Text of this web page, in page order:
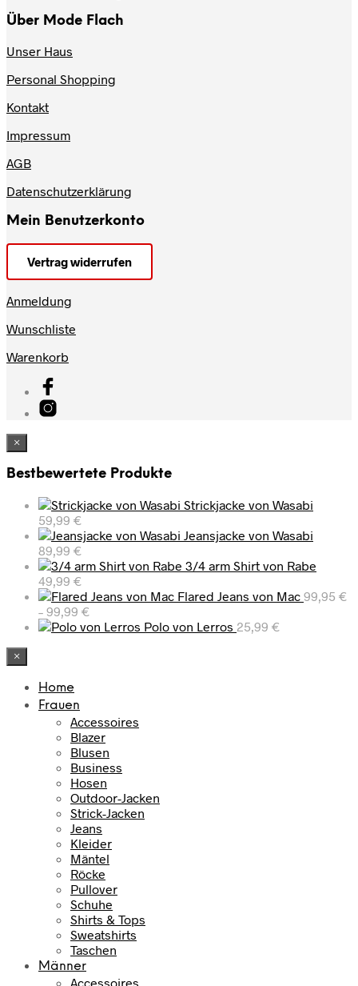
Über Mode Flach
Unser Haus
Personal Shopping
Kontakt
Impressum
AGB
Datenschutzerklärung
Mein Benutzerkonto
Vertrag widerrufen
Anmeldung
Wunschliste
Warenkorb
×
Bestbewertete Produkte
Strickjacke von Wasabi
59,99 €
Jeansjacke von Wasabi
89,99 €
3/4 arm Shirt von Rabe
49,99 €
Flared Jeans von Mac 99,95 €
– 99,99 €
Polo von Lerros 25,99 €
×
Home
Frauen
Accessoires
Blazer
Blusen
Business
Hosen
Outdoor-Jacken
Strick-Jacken
Jeans
Kleider
Mäntel
Röcke
Pullover
Schuhe
Shirts & Tops
Sweatshirts
Taschen
Männer
Accessoires